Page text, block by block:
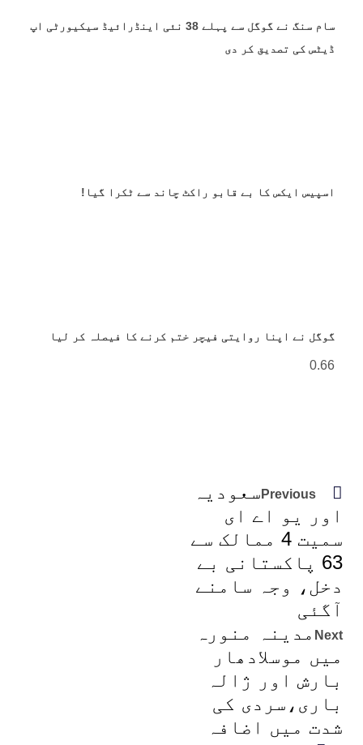
سام سنگ نے گوگل سے پہلے 38 نئی اینڈرائیڈ سیکیورٹی اپ
ڈیٹس کی تصدیق کر دی
اسپیس ایکس کا بے قابو راکٹ چاند سے ٹکرا گیا!
گوگل نے اپنا روایتی فیچر ختم کرنے کا فیصلہ کر لیا
Previous سعودیہ
اور یو اے ای
سمیت 4 ممالک سے
63 پاکستانی بے
دخل، وجہ سامنے
آگئی
Next مدینہ منورہ
میں موسلادھار
بارش اور ژالہ
باری،سردی کی
شدت میں اضافہ